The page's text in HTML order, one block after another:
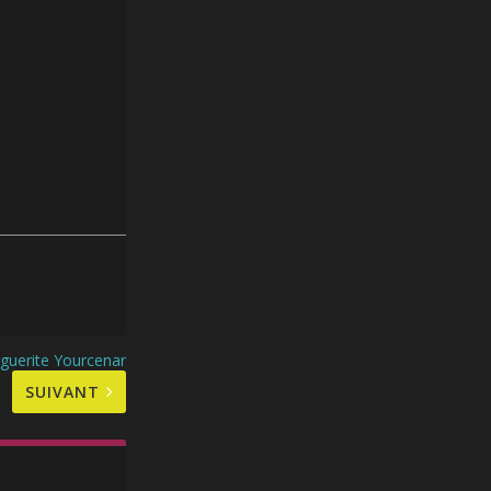
Yourcenar
SUIVANT